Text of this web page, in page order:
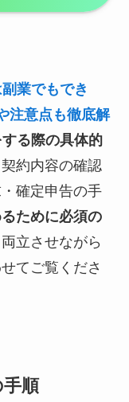
業でもでき
注意点も徹底解
る際の具体的
約内容の確認
確定申告の手
ために必須の
立させながら
てご覧くださ
順